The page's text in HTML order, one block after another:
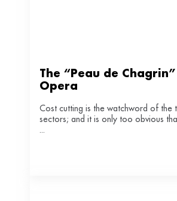
The “Peau de Chagrin”
Cost cutting is the watchword of the
sectors; and it is only too obvious
...